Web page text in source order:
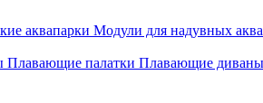
аквапарки Модули для надувных
Плавающие палатки Плавающие